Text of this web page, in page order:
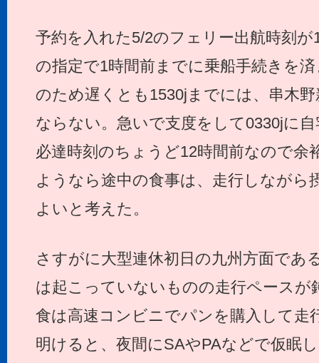
予約を入れた5/2のフェリー出航時刻
の指定で1時間前までに乗船手続きを
のため遅くとも1530jまでには、串木
ならない。急いで支度をして0330jに
必達時刻のちょうど12時間前なので余
ようなら途中の食事は、走行しながら
よいと考えた。
さすがに大型連休初日の九州方面であ
は起こっていないものの走行ペースが
食は高速コンビニでパンを購入して走
明けると、夜間にSAやPAなどで仮眠